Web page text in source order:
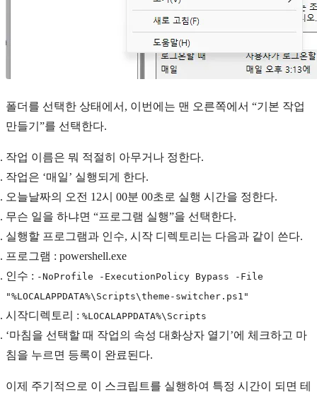
폴더를 선택한 상태에서, 이번에는 맨 오른쪽에서 “기본 작업
만들기 ”를 선택한다.
작업 이름은 뭐 적절히 아무거나 정한다.
작업은 ‘매일’ 실행되게 한다.
오늘날짜의 오전 12시 00분 00초로 실행 시간을 정한다.
무슨 일을 하냐면 “프로그램 실행”을 선택한다.
실행할 프로그램과 인수, 시작 디렉토리는 다음과 같이 쓴다.
프로그램 : powershell.exe
인수 : -NoProfile -ExecutionPolicy Bypass -File
"%LOCALAPPDATA%\Scripts\theme-switcher.ps1"
시작디렉토리 : %LOCALAPPDATA%\Scripts
‘마침을 선택할 때 작업의 속성 대화상자 열기’에 체크하고 마
침을 누르면 등록이 완료된다.
이제 주기적으로 이 스크립트를 실행하여 특정 시간이 되면 테